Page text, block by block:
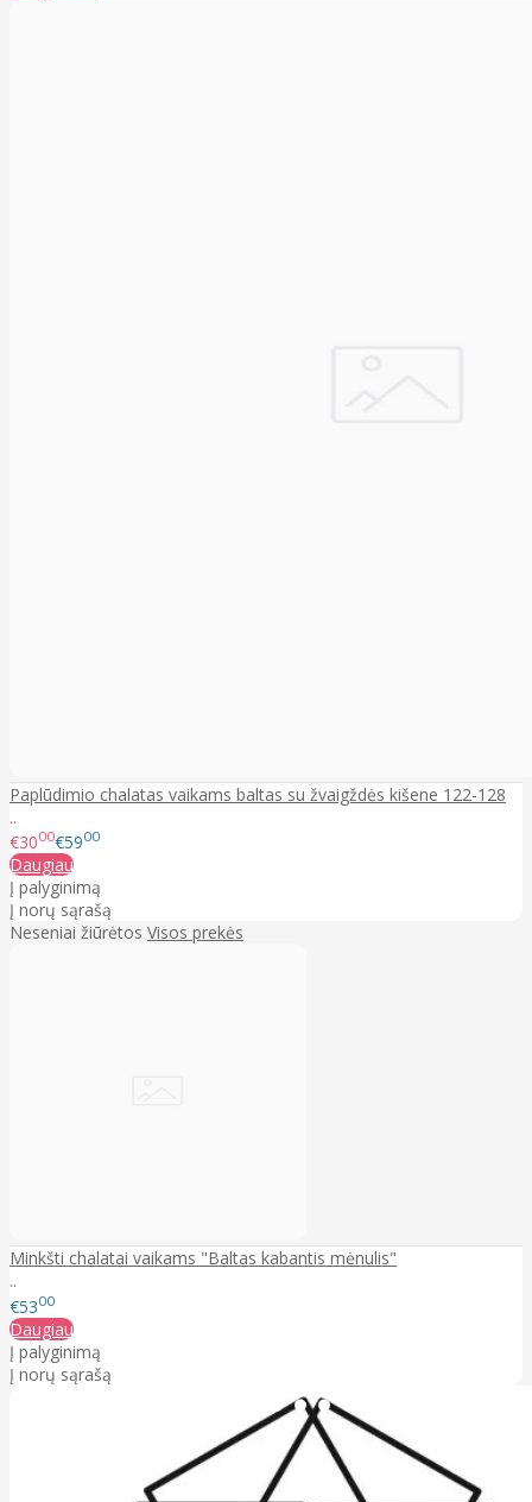
Paplūdimio chalatas vaikams baltas su žvaigždės kišene 122-128
..
€3000€5900
Daugiau
Į palyginimą
Į norų sąrašą
Neseniai žiūrėtos Visos prekės
Minkšti chalatai vaikams "Baltas kabantis mėnulis"
..
€5300
Daugiau
Į palyginimą
Į norų sąrašą